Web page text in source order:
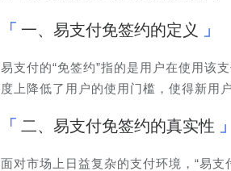
一、易支付免签约的定义
易支付的“免签约”指的是用户在使用该
度上降低了用户的使用门槛，使得新用
二、易支付免签约的真实性
面对市场上日益复杂的支付环境，“易